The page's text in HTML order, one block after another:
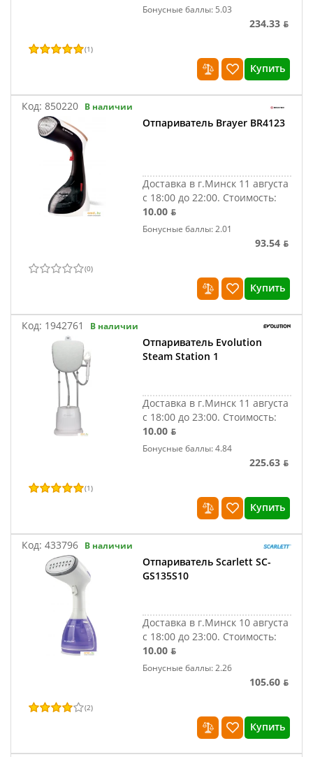
Бонусные баллы: 5.03
234.33 ƃ
(1)
Купить
Код: 850220 В наличии
Отпариватель Brayer BR4123
Доставка в г.Минск 11 августа
с 18:00 до 22:00. Стоимость:
10.00 ƃ
Бонусные баллы: 2.01
93.54 ƃ
(0)
Купить
Код: 1942761 В наличии
Отпариватель Evolution
Steam Station 1
Доставка в г.Минск 11 августа
с 18:00 до 23:00. Стоимость:
10.00 ƃ
Бонусные баллы: 4.84
225.63 ƃ
(1)
Купить
Код: 433796 В наличии
Отпариватель Scarlett SC-
GS135S10
Доставка в г.Минск 10 августа
с 18:00 до 23:00. Стоимость:
10.00 ƃ
Бонусные баллы: 2.26
105.60 ƃ
(2)
Купить